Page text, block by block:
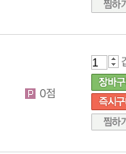
0점